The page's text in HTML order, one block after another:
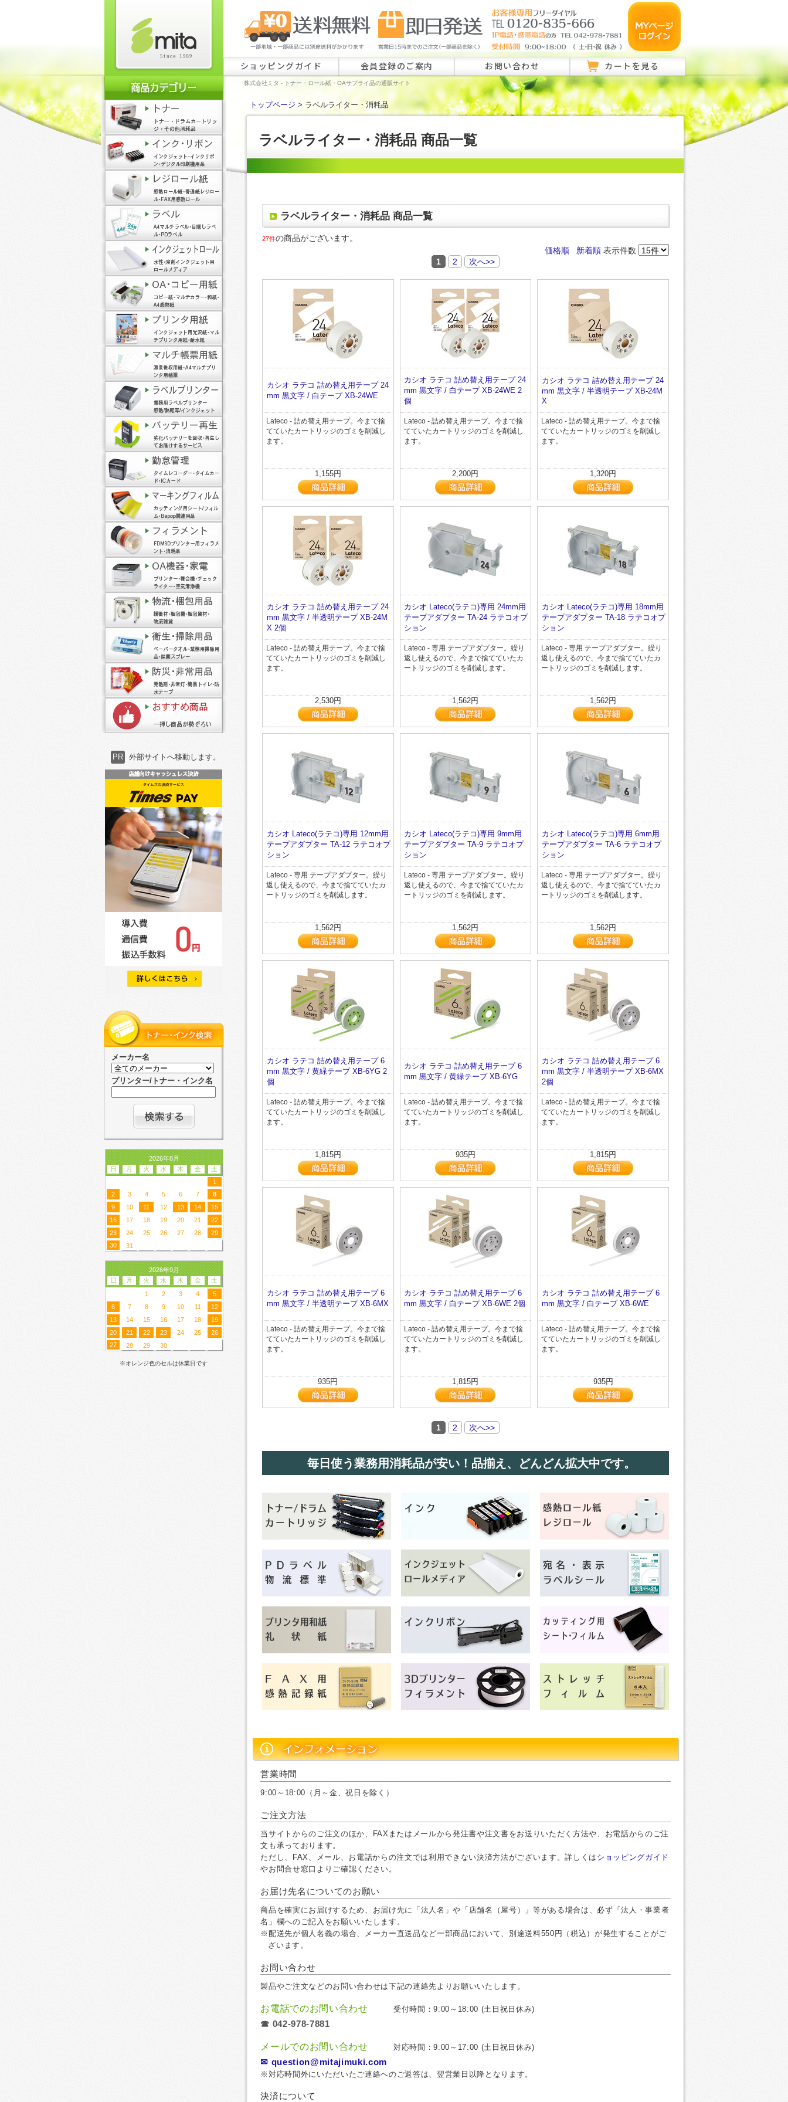
PR 外部サイトへ移動します。
メーカー名
プリンター/トナー・インク名
2026年8月
日
月 火 水 木 金
土
1
2
3 4 5 6 7
8
9
10 11 12 13 14
15
16
17 18 19 20 21
22
23
24 25 26 27 28
29
30
31
2026年9月
日
月 火 水 木 金
土
1
2 3 4
5
6
7 8 9 10 11
12
13
14 15 16 17 18
19
20
21 22 23 24 25
26
27
28 29 30
※オレンジ色のセルは休業日です
ショッピングガイド 会員登録のご案内 お問い合わせ
ロール紙特注のご相談はこちら
カートを見る
株式会社ミタ - トナー・ロール紙・OAサプライ品の通販サイト
トップページ > ラベルライター・消耗品
ラベルライター・消耗品 商品一覧
ラベルライター・消耗品 商品一覧
27件の商品がございます。
価格順
新着順 表示件数
1
2 次へ>>
カシオ ラテコ 詰め替え用テープ 24
mm 黒文字 / 白テープ XB-24WE
Lateco - 詰め替え用テープ。今まで捨
てていたカートリッジのゴミを削減し
ます。
1,155円
カシオ ラテコ 詰め替え用テープ 24
mm 黒文字 / 白テープ XB-24WE 2
個
Lateco - 詰め替え用テープ。今まで捨
てていたカートリッジのゴミを削減し
ます。
2,200円
カシオ ラテコ 詰め替え用テープ 24
mm 黒文字 / 半透明テープ XB-24M
X
Lateco - 詰め替え用テープ。今まで捨
てていたカートリッジのゴミを削減し
ます。
1,320円
カシオ ラテコ 詰め替え用テープ 24
mm 黒文字 / 半透明テープ XB-24M
X 2個
Lateco - 詰め替え用テープ。今まで捨
てていたカートリッジのゴミを削減し
ます。
2,530円
カシオ Lateco(ラテコ)専用 24mm用
テープアダプター TA-24 ラテコオプ
ション
Lateco - 専用 テープアダプター。繰り
返し使えるので、今まで捨てていたカ
ートリッジのゴミを削減します。
1,562円
カシオ Lateco(ラテコ)専用 18mm用
テープアダプター TA-18 ラテコオプ
ション
Lateco - 専用 テープアダプター。繰り
返し使えるので、今まで捨てていたカ
ートリッジのゴミを削減します。
1,562円
カシオ Lateco(ラテコ)専用 12mm用
テープアダプター TA-12 ラテコオプ
ション
Lateco - 専用 テープアダプター。繰り
返し使えるので、今まで捨てていたカ
ートリッジのゴミを削減します。
1,562円
カシオ Lateco(ラテコ)専用 9mm用
テープアダプター TA-9 ラテコオプ
ション
Lateco - 専用 テープアダプター。繰り
返し使えるので、今まで捨てていたカ
ートリッジのゴミを削減します。
1,562円
カシオ Lateco(ラテコ)専用 6mm用
テープアダプター TA-6 ラテコオプ
ション
Lateco - 専用 テープアダプター。繰り
返し使えるので、今まで捨てていたカ
ートリッジのゴミを削減します。
1,562円
カシオ ラテコ 詰め替え用テープ 6
mm 黒文字 / 黄緑テープ XB-6YG 2
個
Lateco - 詰め替え用テープ。今まで捨
てていたカートリッジのゴミを削減し
ます。
1,815円
カシオ ラテコ 詰め替え用テープ 6
mm 黒文字 / 黄緑テープ XB-6YG
Lateco - 詰め替え用テープ。今まで捨
てていたカートリッジのゴミを削減し
ます。
935円
カシオ ラテコ 詰め替え用テープ 6
mm 黒文字 / 半透明テープ XB-6MX
2個
Lateco - 詰め替え用テープ。今まで捨
てていたカートリッジのゴミを削減し
ます。
1,815円
カシオ ラテコ 詰め替え用テープ 6
mm 黒文字 / 半透明テープ XB-6MX
Lateco - 詰め替え用テープ。今まで捨
てていたカートリッジのゴミを削減し
ます。
935円
カシオ ラテコ 詰め替え用テープ 6
mm 黒文字 / 白テープ XB-6WE 2個
Lateco - 詰め替え用テープ。今まで捨
てていたカートリッジのゴミを削減し
ます。
1,815円
カシオ ラテコ 詰め替え用テープ 6
mm 黒文字 / 白テープ XB-6WE
Lateco - 詰め替え用テープ。今まで捨
てていたカートリッジのゴミを削減し
ます。
935円
1 2 次へ>>
毎日使う業務用消耗品が安い！品揃え、どんどん拡大中です。
営業時間
9:00～18:00（月～金、祝日を除く）
ご注文方法
当サイトからのご注文のほか、FAXまたはメールから発注書や注文書をお送りいただく方法や、お電話からのご注
文も承っております。
ただし、FAX、メール、お電話からの注文では利用できない決済方法がございます。詳しくは ショッピングガイド
やお問合せ窓口よりご確認ください。
お届け先名についてのお願い
商品を確実にお届けするため、お届け先に「法人名」や「店舗名（屋号）」等がある場合は、必ず「法人・事業者
名」欄へのご記入をお願いいたします。
※配送先が個人名義の場合、メーカー直送品など一部商品において、別途送料550円（税込）が発生することがご
ざいます。
お問い合わせ
製品やご注文などのお問い合わせは下記の連絡先よりお願いいたします。
お電話でのお問い合わせ 受付時間：9:00～18:00 (土日祝日休み)
☎ 042-978-7881
メールでのお問い合わせ 対応時間：9:00～17:00 (土日祝日休み)
✉ question@mitajimuki.com
※対応時間外にいただいたご連絡へのご返答は、翌営業日以降となります。
決済について